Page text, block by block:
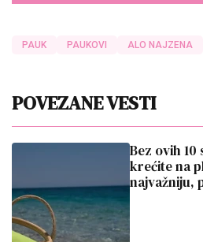
PAUK PAUKOVI ALO NAJZENA
POVEZANE VESTI
Bez ovih
krećite na
najvažniju,